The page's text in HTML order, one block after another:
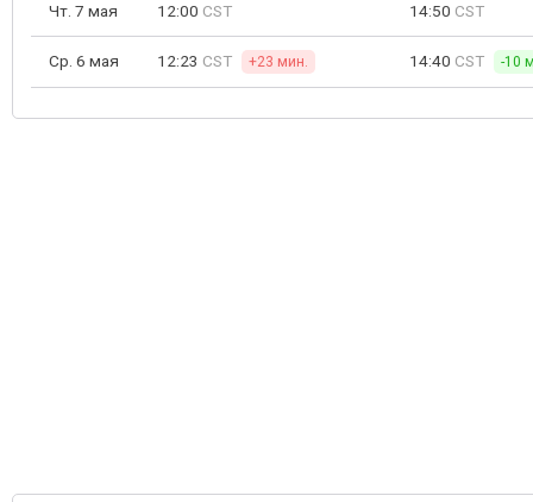
Чт. 7 мая 12:00 CST 14:50 CST
Ср. 6 мая 12:23 CST +23 мин. 14:40 CST -10